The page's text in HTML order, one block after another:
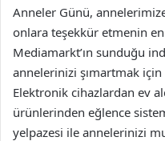
Anneler Günü,
onlara teşekkür etmenin
Mediamarkt’ın sunduğu
annelerinizi şımartmak
Elektronik cihazlardan ev
ürünlerinden eğlence
yelpazesi ile annelerinizi